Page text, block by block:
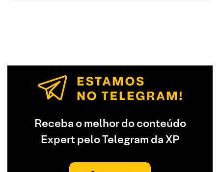
Receba o melhor do conteúdo
Expert pelo Telegram da XP